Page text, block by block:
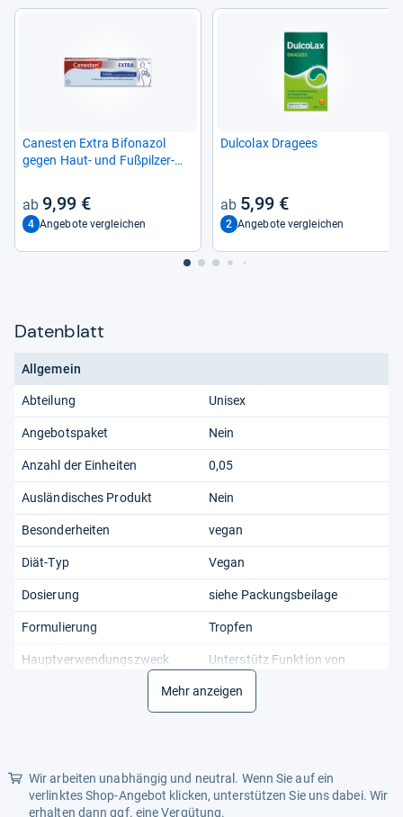
Canes­ten Extra Bifona­zol
gegen Haut-​ und Fuß­pil­zer­
9,99 €
4 Angebote vergleichen
Dul­co­lax Dra­gees
5,99 €
2 Angebote vergleichen
Datenblatt
Allgemein
Abteilung Unisex
Angebotspaket Nein
Anzahl der Einheiten 0,05
Ausländisches Produkt Nein
Besonderheiten vegan
Diät-Typ Vegan
Dosierung siehe Packungsbeilage
Formulierung Tropfen
Hauptverwendungszweck
Unterstütz Funktion von
Magen & Schleimhäuten
50 ml
Modifizierter Artikel Nein
PZN 04492276
Mehr anzeigen
Wir arbeiten unabhängig und neutral. Wenn Sie auf ein
verlinktes Shop-Angebot klicken, unterstützen Sie uns dabei. Wir
erhalten dann ggf. eine Vergütung.